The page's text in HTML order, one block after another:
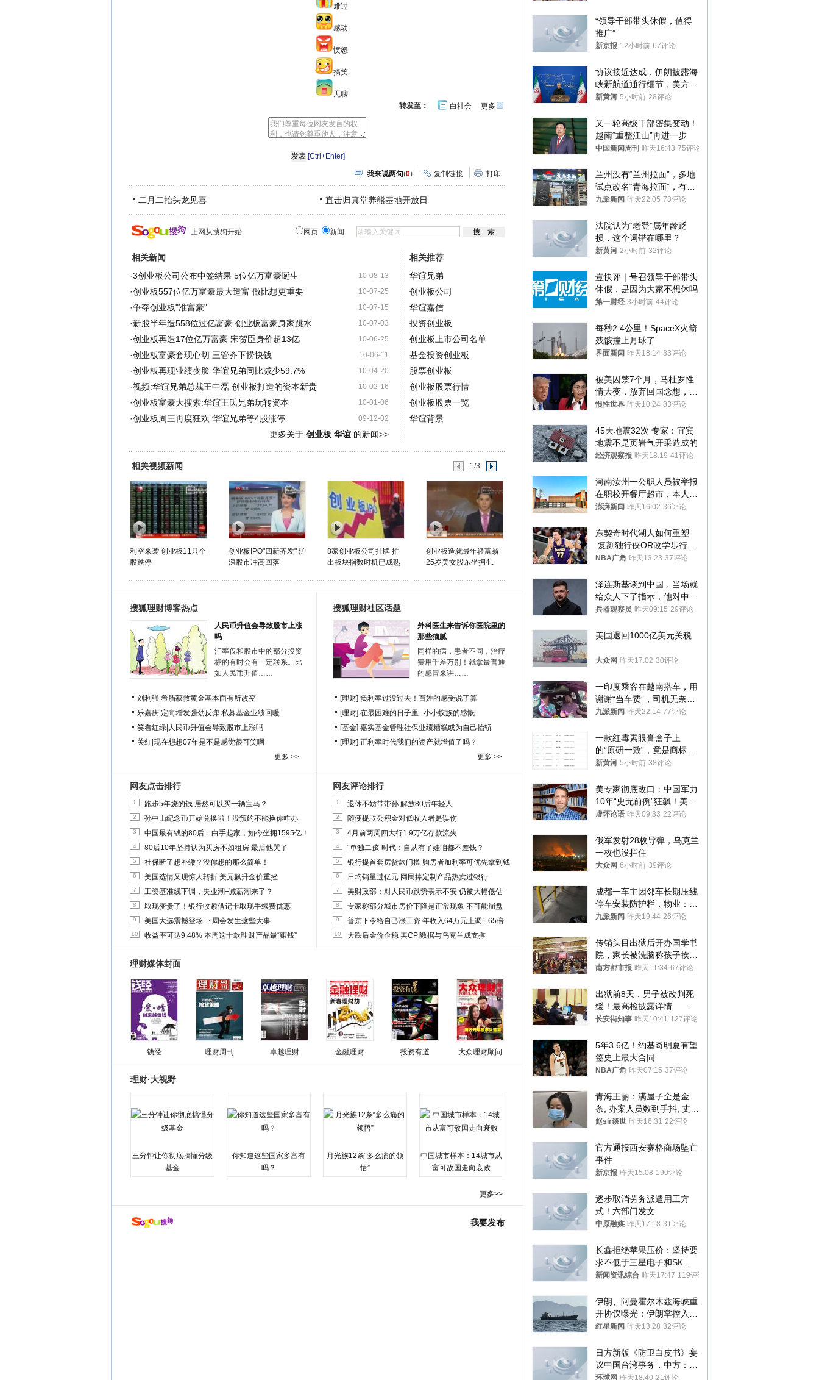
难过
感动
愤怒
搞笑
无聊
更多开
转发至： 白社会
[Ctrl+Enter]
我来说两句(0) 复制链接 打印
二月二抬头龙见喜 直击归真堂养熊基地开放日
上网从搜狗开始 网页 新闻
相关新闻
10-08-13
·3创业板公司公布中签结果 5位亿万富豪诞生
10-07-25
·创业板557位亿万富豪最大造富 做比想更重要
10-07-15
·争夺创业板"准富豪"
10-07-03
·新股半年造558位过亿富豪 创业板富豪身家跳水
10-06-25
·创业板再造17位亿万富豪 宋贺臣身价超13亿
10-06-11
·创业板富豪套现心切 三管齐下捞快钱
10-04-20
·创业板再现业绩变脸 华谊兄弟同比减少59.7%
10-02-16
·视频:华谊兄弟总裁王中磊 创业板打造的资本新贵
10-01-06
·创业板富豪大搜索:华谊王氏兄弟玩转资本
09-12-02
·创业板周三再度狂欢 华谊兄弟等4股涨停
更多关于 创业板 华谊的新闻>>
相关推荐
华谊兄弟
创业板公司
华谊嘉信
投资创业板
创业板上市公司名单
基金投资创业板
股票创业板
创业板股票行情
创业板股票一览
华谊背景
相关视频新闻 1/3
利空来袭 创业板11只个
股跌停
创业板IPO"四新齐发" 沪
深股市冲高回落
8家创业板公司挂牌 推
出板块指数时机已成熟
创业板造就最年轻富翁
25岁美女股东坐拥4..
搜狐理财博客热点
人民币升值会导致股市上涨
吗
汇率仅和股市中的部分投资
标的有时会有一定联系。比
如人民币升值……
刘利强 希腊获救黄金基本面有所改变
乐嘉庆 定向增发强劲反弹 私募基金业绩回暖
笑看红绿 人民币升值会导致股市上涨吗
关红 现在想想07年是不是感觉很可笑啊
更多 >>
搜狐理财社区话题
外科医生来告诉你医院里的
那些猫腻
同样的病，患者不同，治疗
费用千差万别！就拿最普通
的感冒来讲……
[理财] 负利率过没过去！百姓的感受说了算
[理财] 在最困难的日子里--小小蚁族的感慨
[基金] 嘉实基金管理社保业绩糟糕或为自己抬轿
[理财] 正利率时代我们的资产就增值了吗？
更多 >>
网友点击排行
1 跑步5年烧的钱 居然可以买一辆宝马？
2 孙中山纪念币开始兑换啦！没预约不能换你咋办
3 中国最有钱的80后：白手起家，如今坐拥1595亿！
4 80后10年坚持认为买房不如租房 最后他哭了
5 社保断了想补缴？没你想的那么简单！
6 美国选情又现惊人转折 美元飙升金价重挫
7 工资基准线下调，失业潮+减薪潮来了？
8 取现变贵了！银行收紧借记卡取现手续费优惠
9 美国大选震撼登场 下周会发生这些大事
10 收益率可达9.48% 本周这十款理财产品最“赚钱”
网友评论排行
1 退休不妨带带孙 解放80后年轻人
2 随便提取公积金对低收入者是误伤
3 4月前两周四大行1.9万亿存款流失
4 “单独二孩”时代：自从有了娃咱都不差钱？
5 银行提首套房贷款门槛 购房者加利率可优先拿到钱
6 日均销量过亿元 网民捧定制产品热卖过银行
7 美财政部：对人民币跌势表示不安 仍被大幅低估
8 专家称部分城市房价下降是正常现象 不可能崩盘
9 普京下令给自己涨工资 年收入64万元上调1.65倍
10 大跌后金价企稳 美CPI数据与乌克兰成支撑
理财媒体封面
钱经 理财周刊 卓越理财 金融理财 投资有道 大众理财顾问
理财·大视野
三分钟让你彻底搞懂分级
基金
你知道这些国家多富有
吗？
月光族12条“多么痛的领
悟”
中国城市样本：14城市从
富可敌国走向衰败
更多>>
我要发布
“领导干部带头休假，值得
推广”
新京报 12小时前 67评论
协议接近达成，伊朗披露海
峡新航道通行细节，美方再
提“倒计时”
新黄河 5小时前 28评论
又一轮高级干部密集变动！
越南“重整江山”再进一步
中国新闻周刊 昨天16:43 75评论
兰州没有“兰州拉面”，多地
试点改名“青海拉面”，有商
家改名已两年
九派新闻 昨天22:05 78评论
法院认为“老登”属年龄贬
损，这个词错在哪里？
新黄河 2小时前 32评论
壹快评｜号召领导干部带头
休假，是因为大家不想休吗
第一财经 3小时前 44评论
每秒2.4公里！SpaceX火箭
残骸撞上月球了
界面新闻 昨天18:14 33评论
被美囚禁7个月，马杜罗性
情大变，放弃回国念想，最
后嘱托已公开
惯性世界 昨天10:24 83评论
45天地震32次 专家：宜宾
地震不是页岩气开采造成的
经济观察报 昨天18:19 41评论
河南汝州一公职人员被举报
在职校开餐厅超市，本人回
应称“是给别人帮忙”
澎湃新闻 昨天16:02 36评论
东契奇时代湖人如何重塑
复刻独行侠OR改学步行
者？
NBA广角 昨天13:23 37评论
泽连斯基谈到中国，当场就
给众人下了指示，他对中国
和中乌关系，显然又有了新
兵器观察员 昨天09:15 29评论
美国退回1000亿美元关税
大众网 昨天17:02 30评论
一印度乘客在越南搭车，用
谢谢“当车费”，司机无奈发
笑；印度网友：不代表印度
九派新闻 昨天22:14 77评论
一款红霉素眼膏盒子上
的“原研一致”，竟是商标！
律师：极易误导消费者；网
新黄河 5小时前 38评论
美专家彻底改口：中国军力
10年“史无前例”狂飙！美军
真慌了
虚怀论语 昨天09:33 22评论
俄军发射28枚导弹，乌克兰
一枚也没拦住
大众网 6小时前 39评论
成都一车主因邻车长期压线
停车安装防护栏，物业：不
建议装护栏，也会影响自身
九派新闻 昨天19:44 26评论
传销头目出狱后开办国学书
院，家长被洗脑称孩子挨打
才有效果
南方都市报 昨天11:34 67评论
出狱前8天，男子被改判死
缓！最高检披露详情——
长安街知事 昨天10:41 127评论
5年3.6亿！约基奇明夏有望
签史上最大合同
NBA广角 昨天07:15 37评论
青海王丽：满屋子全是金
条, 办案人员数到手抖, 丈夫
受不了提前离场
赵sir谈世 昨天16:31 22评论
官方通报西安赛格商场坠亡
事件
新京报 昨天15:08 190评论
逐步取消劳务派遣用工方
式！六部门发文
中原融媒 昨天17:18 31评论
长鑫拒绝苹果压价：坚持要
求不低于三星电子和SK海
力士
新闻资讯综合 昨天17:47 119评论
伊朗、阿曼霍尔木兹海峡重
开协议曝光：伊朗掌控入湾
航道，与阿曼平分“服务费”
红星新闻 昨天13:28 32评论
日方新版《防卫白皮书》妄
议中国台湾事务，中方：强
烈不满、坚决反对，已向日
环球网 昨天18:40 21评论